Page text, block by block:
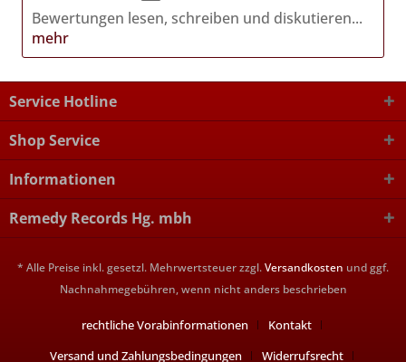
Bewertungen lesen, schreiben und diskutieren...
mehr
Service Hotline
Shop Service
Informationen
Remedy Records Hg. mbh
* Alle Preise inkl. gesetzl. Mehrwertsteuer zzgl.Versandkosten und ggf.
Nachnahmegebühren, wenn nicht anders beschrieben
rechtliche Vorabinformationen
Kontakt
Versand und Zahlungsbedingungen
Widerrufsrecht